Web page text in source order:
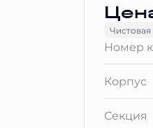
Чистовая
Номер
Корпус
Секция